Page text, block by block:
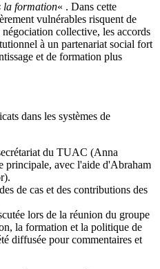
la formation« . Dans cette
vulnérables risquent de
collective, les accords
à un partenariat social fort
et de formation plus
dans les systèmes de
du TUAC (Anna
principale, avec l'aide d'Abraham
de cas et des contributions des
lors de la réunion du groupe
la formation et la politique de
diffusée pour commentaires et